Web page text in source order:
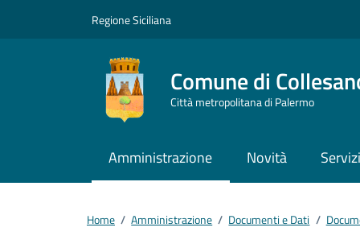
Regione Siciliana
Comune di
Città metropolitana di Palermo
Amministrazione Novità Servizi
Home / Amministrazione / Documenti e Dati /